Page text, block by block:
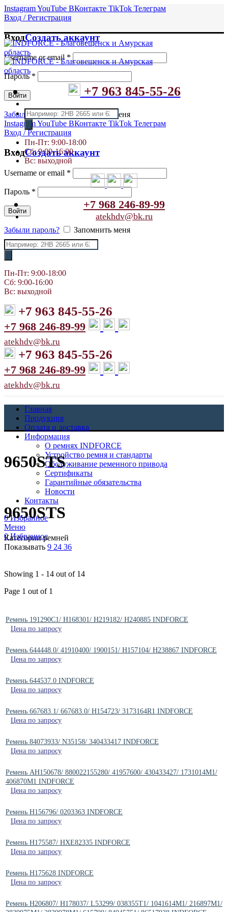
InstagramYouTube ВКонтакте TikTok Телеграм
Вход / Регистрация
ВходСоздать аккаунт
Username or email *
Пароль*
Войти
Забыли пароль?
Запомнить меня
InstagramYouTube ВКонтакте TikTok Телеграм
Вход / Регистрация
ВходСоздать аккаунт
Username or email *
Пароль *
Войти
Забыли пароль? Запомнить меня
+7 963 845-55-26
Поиск
товаров
Пн-Пт: 9:00-18:00
Сб: 9:00-16:00
Вс: выходной
+7 968 246-89-99
atekhdv@bk.ru
Поиск
товаров
Пн-Пт: 9:00-18:00
Сб: 9:00-16:00
Вс: выходной
+7 963 845-55-26
+7 968 246-89-99
atekhdv@bk.ru
+7 963 845-55-26
+7 968 246-89-99
atekhdv@bk.ru
Главная
Продукция
Оплата и доставка
Информация
О ремнях INDFORCE
Устройство ремня и стандарты
Обслуживание ременного привода
Сертификаты
Гарантийные обязательства
Новости
Контакты
0Избранное
Меню
0Избранное
9650STS
9650STS
Категории ремней
Показывать 9 24 36
Showing 1 - 14 out of 14
Page 1 out of 1
Ремень 191290C1/ H168301/ H219182/ H240885 INDFORCE
Цена по запросу
Ремень 644448.0/ 41910400/ 1900151/ H157104/ H238867 INDFORCE
Цена по запросу
Ремень 644537.0 INDFORCE
Цена по запросу
Ремень 667683.1/ 667683.0/ H154723/ 3173164R1 INDFORCE
Цена по запросу
Ремень 84073933/ N35158/ 340433417 INDFORCE
Цена по запросу
Ремень AH150678/ 880022155280/ 41957600/ 430433427/ 1731014M1/
406870M1 INDFORCE
Цена по запросу
Ремень H156796/ 0203363 INDFORCE
Цена по запросу
Ремень H175587/ HXE82335 INDFORCE
Цена по запросу
Ремень H175628 INDFORCE
Цена по запросу
Ремень H206807/ H178037/ L53299/ 038355T1/ 1041614M1/ 216897M1/